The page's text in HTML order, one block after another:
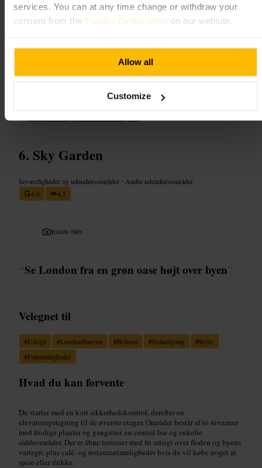
services. You can at any time change or withdraw your
consent from the Cookie Declaration on our website.
Allow all
Customize
Planlæg dit besøg
Pak en bærepose eller taske til indkøb, tag behagelige sko på, og hav
planter, tænk på transport tilbage til dit overnatningssted, så planlæg
Sky Garden
Seværdigheder og udendørsområder • Andre udendørsområder
4,6
4,5
Billede /Web
“Se London fra en grøn oase højt over byen”
Velegnet til
#Udsigt #Londonfraoven #Byhave #Solnedgang #Byliv
#Fotomuligheder
Hvad du kan forvente
Du starter med en kort sikkerhedskontrol, derefter en
elevatoropstigning til de øverste etager. Området består af to niveauer
med frodige planter og gangstier, en central bar og enkelte
siddeområder. Der er åbne terrasser med fri udsigt over floden og byens
vartegn, plus café- og restaurantmuligheder hvis du vil købe noget at
spise eller drikke.